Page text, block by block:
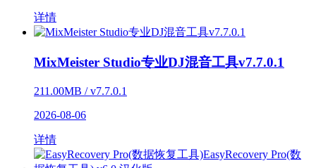
详情
MixMeister Studio专业DJ混音工具v7.7.0.1
211.00MB / v7.7.0.1
2026-08-06
详情